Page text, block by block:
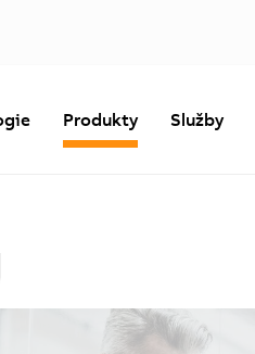
Produkty Služby